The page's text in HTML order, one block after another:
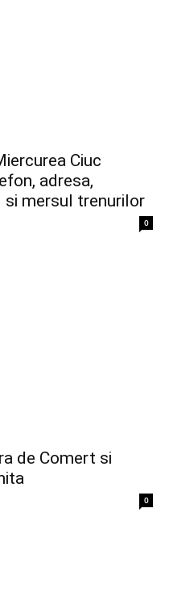
Ciuc
adresa,
si mersul trenurilor
0
de Comert si
0